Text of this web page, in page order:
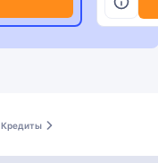
Кредиты